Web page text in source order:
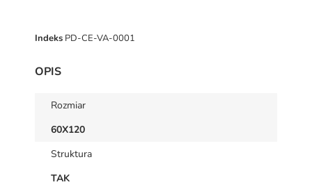
Indeks PD-CE-VA-0001
OPIS
Rozmiar
60X120
Struktura
TAK